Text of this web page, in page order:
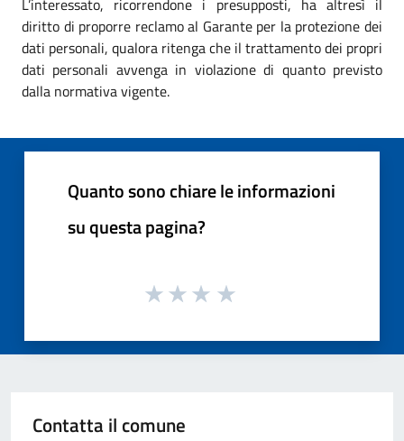
diritto di proporre reclamo al Garante per la protezione dei
dati personali, qualora ritenga che il trattamento dei propri
dati personali avvenga in violazione di quanto previsto
dalla normativa vigente.
Quanto sono chiare le informazioni
su questa pagina?
Contatta il comune